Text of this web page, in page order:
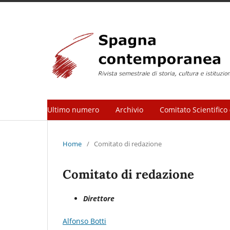
Ultimo numero Archivio Comitato
Home / Comitato di redazione
Comitato di redazione
Direttore
Alfonso Botti